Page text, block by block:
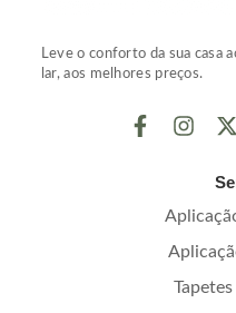
Leve o conforto da sua casa
lar, aos melhores preços.